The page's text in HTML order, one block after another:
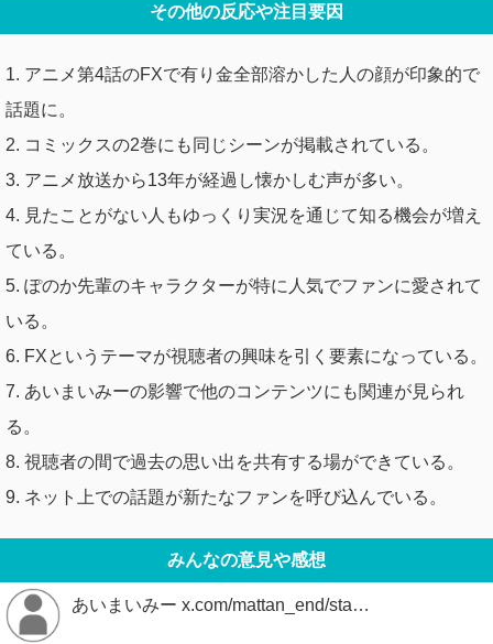
その他の反応や注目要因
1. アニメ第4話のFXで有り金全部溶かした人の顔が印象的で
話題に。
2. コミックスの2巻にも同じシーンが掲載されている。
3. アニメ放送から13年が経過し懐かしむ声が多い。
4. 見たことがない人もゆっくり実況を通じて知る機会が増え
ている。
5. ぽのか先輩のキャラクターが特に人気でファンに愛されて
いる。
6. FXというテーマが視聴者の興味を引く要素になっている。
7. あいまいみーの影響で他のコンテンツにも関連が見られ
る。
8. 視聴者の間で過去の思い出を共有する場ができている。
9. ネット上での話題が新たなファンを呼び込んでいる。
みんなの意見や感想
あいまいみー x.com/mattan_end/sta…